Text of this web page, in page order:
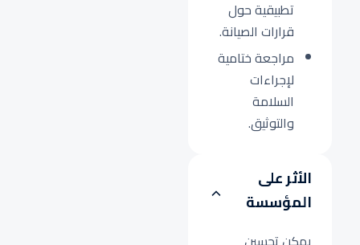
تطبيقية حول
قرارات الصيانة.
مراجعة ختامية
لإجراءات
السلامة
والتوثيق.
الأثر على
المؤسسة